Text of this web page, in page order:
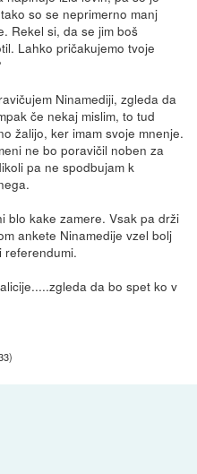
so se neprimerno manj
Rekel si, da se jim boš
Lahko pričakujemo tvoje
Ninamediji, zgleda da
če nekaj mislim, to tud
žalijo, ker imam svoje mnenje.
ne bo poravičil noben za
pa ne spodbujam k
blo kake zamere. Vsak pa drži
ankete Ninamedije vzel bolj
referendumi.
da bo spet ko v
)